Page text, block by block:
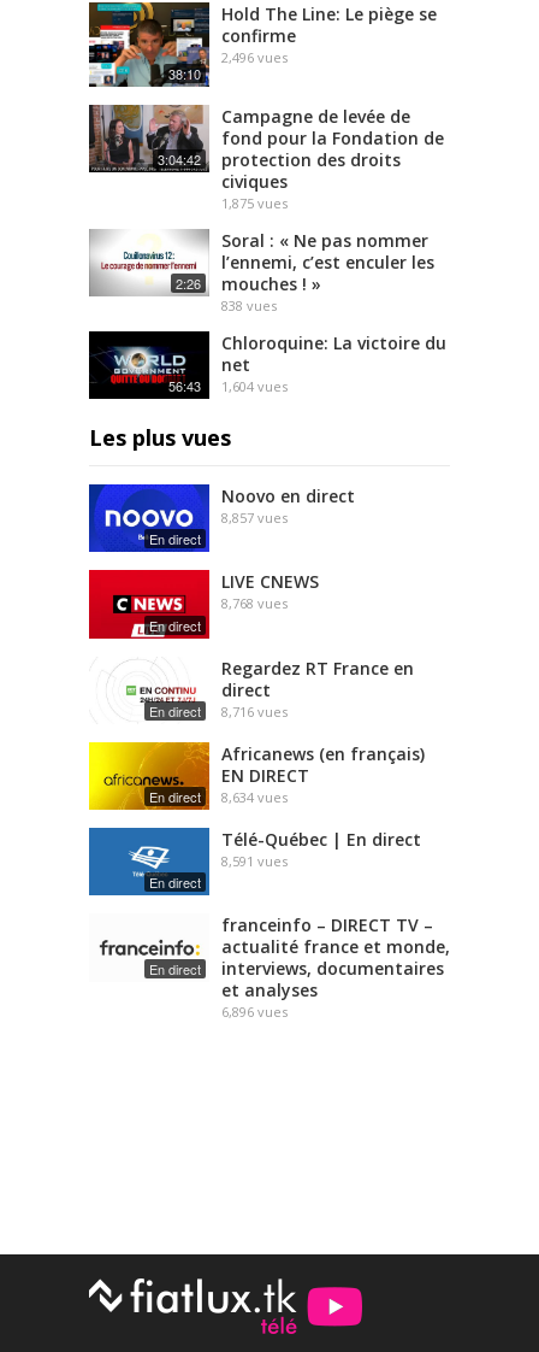
38:10
Hold The Line: Le piège se
confirme
2,496 vues
3:04:42
Campagne de levée de
fond pour la Fondation de
protection des droits
civiques
1,875 vues
2:26
Soral : « Ne pas nommer
l’ennemi, c’est enculer les
mouches ! »
838 vues
56:43
Chloroquine: La victoire du
net
1,604 vues
Les plus vues
En direct
Noovo en direct
8,857 vues
En direct
LIVE CNEWS
8,768 vues
En direct
Regardez RT France en
direct
8,716 vues
En direct
Africanews (en français)
EN DIRECT
8,634 vues
En direct
Télé-Québec | En direct
8,591 vues
En direct
franceinfo – DIRECT TV –
actualité france et monde,
interviews, documentaires
et analyses
6,896 vues